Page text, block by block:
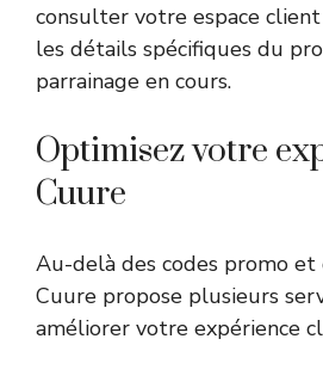
consulter votre espace
les détails spécifiques du
parrainage en cours.
Optimisez votre
Cuure
Au-delà des codes promo et
Cuure propose plusieurs
améliorer votre expérience